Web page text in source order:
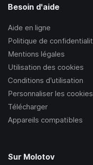
Besoin d'aide
Aide en ligne
Politique de
Mentions légales
Utilisation des cookies
Conditions d’utilisation
Personnaliser les cookies
Télécharger
Appareils compatibles
Sur Molotov